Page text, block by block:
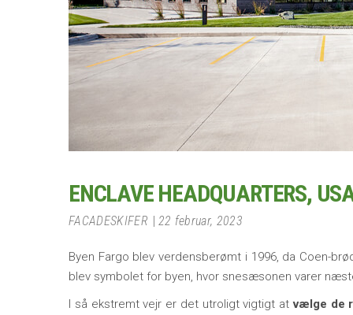
ENCLAVE HEADQUARTERS,
FACADESKIFER 22 februar, 2023
Byen Fargo blev verdensberømt i 1996, da Coen-
blev symbolet for byen, hvor snesæsonen varer
I så ekstremt vejr er det utroligt vigtigt atvælge de